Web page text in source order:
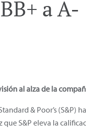
a A-
al alza de la
& Poor’s (S&P)
que S&P eleva la